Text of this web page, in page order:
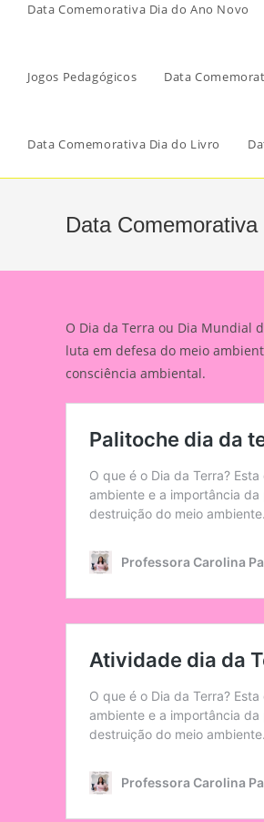
Data Comemorativa Dia do Ano Novo
Jogos Pedagógicos Data
Data Comemorativa Dia do Livro
Data
O Dia da Terra ou Dia Mundial
luta em defesa do meio
consciência ambiental.